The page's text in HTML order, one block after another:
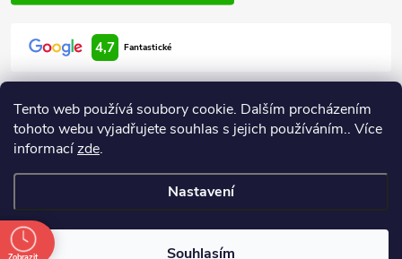
Tento web používá soubory cookie. Dalším procházením
tohoto webu vyjadřujete souhlas s jejich používáním.. Více
informacízde.
Nastavení
Souhlasím
4,7 Fantastické
Copyright 2026ARDEN HODONÍN. Všechna práva vyhrazena.